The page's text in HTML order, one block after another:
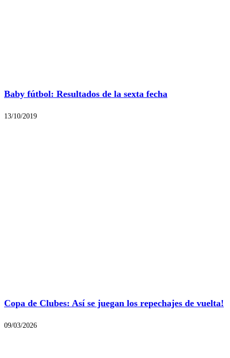
Baby fútbol: Resultados de la sexta fecha
13/10/2019
Copa de Clubes: Así se juegan los repechajes de vuelta!
09/03/2026